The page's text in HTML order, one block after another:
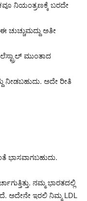
ನಿಯಂತ್ರಣಕ್ಕೆ ಬರದೇ
ಚುಚ್ಚುಮದ್ದು ಅತೀ
ಮುಂತಾದ
ನೀಡಬಹುದು. ಅದೇ ರೀತಿ
ಭಾಸವಾಗಬಹುದು.
ನಮ್ಮ ಭಾರತದಲ್ಲಿ
ಅದೇನೇ ಇರಲಿ ನಿಮ್ಮ LDL